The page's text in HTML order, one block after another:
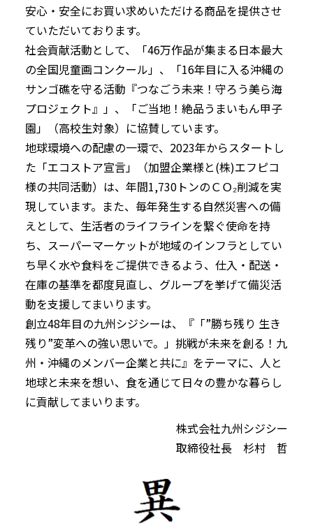
安心・安全にお買い求めいただける商品を提供させ
ていただいております。
社会貢献活動として、「46万作品が集まる日本最大
の全国児童画コンクール」、「16年目に入る沖縄の
サンゴ礁を守る活動『つなごう未来！守ろう美ら海
プロジェクト』」、「ご当地！絶品うまいもん甲子
園」（高校生対象）に協賛しています。
地球環境への配慮の一環で、2023年からスタートし
た「エコストア宣言」（加盟企業様と(株)エフピコ
様の共同活動）は、年間1,730トンのＣＯ₂削減を実
現しています。また、毎年発生する自然災害への備
えとして、生活者のライフラインを繋ぐ使命を持
ち、スーパーマーケットが地域のインフラとしてい
ち早く水や食料をご提供できるよう、仕入・配送・
在庫の基準を都度見直し、グループを挙げて備災活
動を支援してまいります。
創立48年目の九州シジシーは、『「”勝ち残り 生き
残り”変革への強い思いで。」挑戦が未来を創る！九
州・沖縄のメンバー企業と共に』をテーマに、人と
地球と未来を想い、食を通じて日々の豊かな暮らし
に貢献してまいります。
株式会社九州シジシー
取締役社長 杉村 哲